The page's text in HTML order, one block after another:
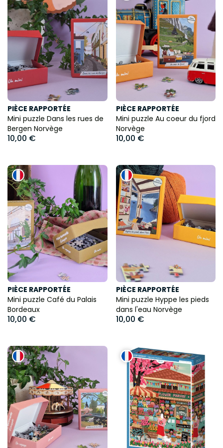
PIÈCE RAPPORTÉE
Mini puzzle Dans les rues de
Bergen Norvège
10,00 €
PIÈCE RAPPORTÉE
Mini puzzle Au coeur du fjord
Norvège
10,00 €
PIÈCE RAPPORTÉE
Mini puzzle Café du Palais
Bordeaux
10,00 €
PIÈCE RAPPORTÉE
Mini puzzle Hyppe les pieds
dans l'eau Norvège
10,00 €